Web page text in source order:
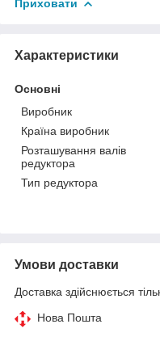
Приховати
Характеристики
Основні
Виробник
Країна виробник
Розташування валів
редуктора
Тип редуктора
Умови доставки
Доставка здійснюється
Нова Пошта